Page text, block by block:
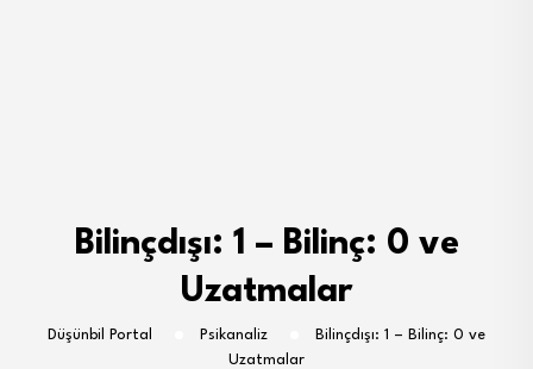
Bilinçdışı: 1 – Bilinç: 0 ve
Uzatmalar
Düşünbil Portal Psikanaliz
Bilinçdışı: 1 – Bilinç: 0 ve
Uzatmalar